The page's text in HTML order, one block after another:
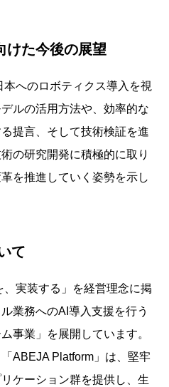
けた今後の展望
へのロボティクス導入を視
ルの活用方法や、効率的な
提言、そして技術検証を進
の研究開発に積極的に取り
を推進していく姿勢を示し
て
実装する」を経営理念に掲
業務へのAI導入支援を行う
事業」を展開しています。
ABEJA Platform」は、堅牢
ケーション群を提供し、生